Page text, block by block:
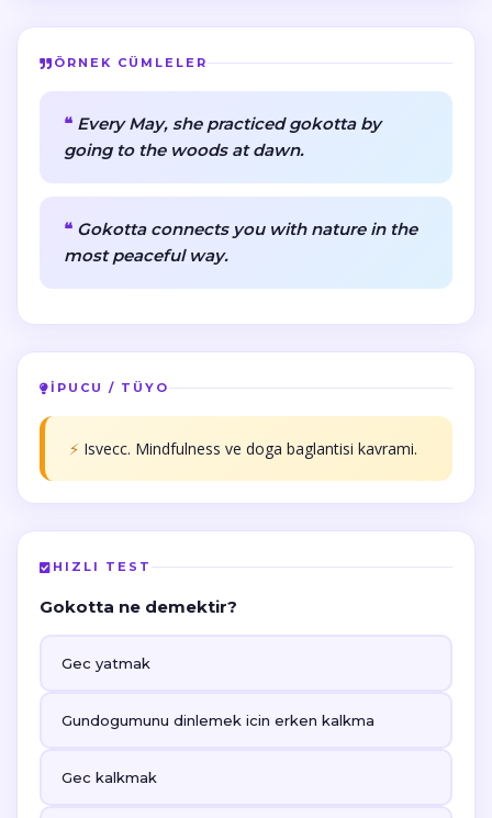
ÖRNEK CÜMLELER
Every May, she practiced gokotta by
going to the woods at dawn.
Gokotta connects you with nature in the
most peaceful way.
İPUCU / TÜYO
⚡ Isvecc. Mindfulness ve doga baglantisi kavrami.
HIZLI TEST
Gokotta ne demektir?
Gec yatmak
Gundogumunu dinlemek icin erken kalkma
Gec kalkmak